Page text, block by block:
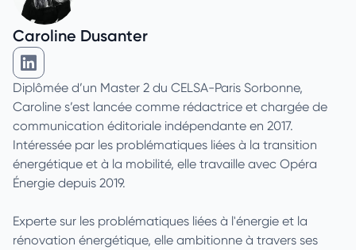
Caroline Dusanter
Caroline Dusanter sur Linkedin
Diplômée d’un Master 2 du CELSA-Paris Sorbonne,
Caroline s’est lancée comme rédactrice et chargée de
communication éditoriale indépendante en 2017.
Intéressée par les problématiques liées à la transition
énergétique et à la mobilité, elle travaille avec Opéra
Énergie depuis 2019.
Experte sur les problématiques liées à l'énergie et la
rénovation énergétique, elle ambitionne à travers ses